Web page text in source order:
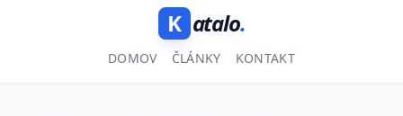
K atalo.
DOMOV ČLÁNKY KONTAKT